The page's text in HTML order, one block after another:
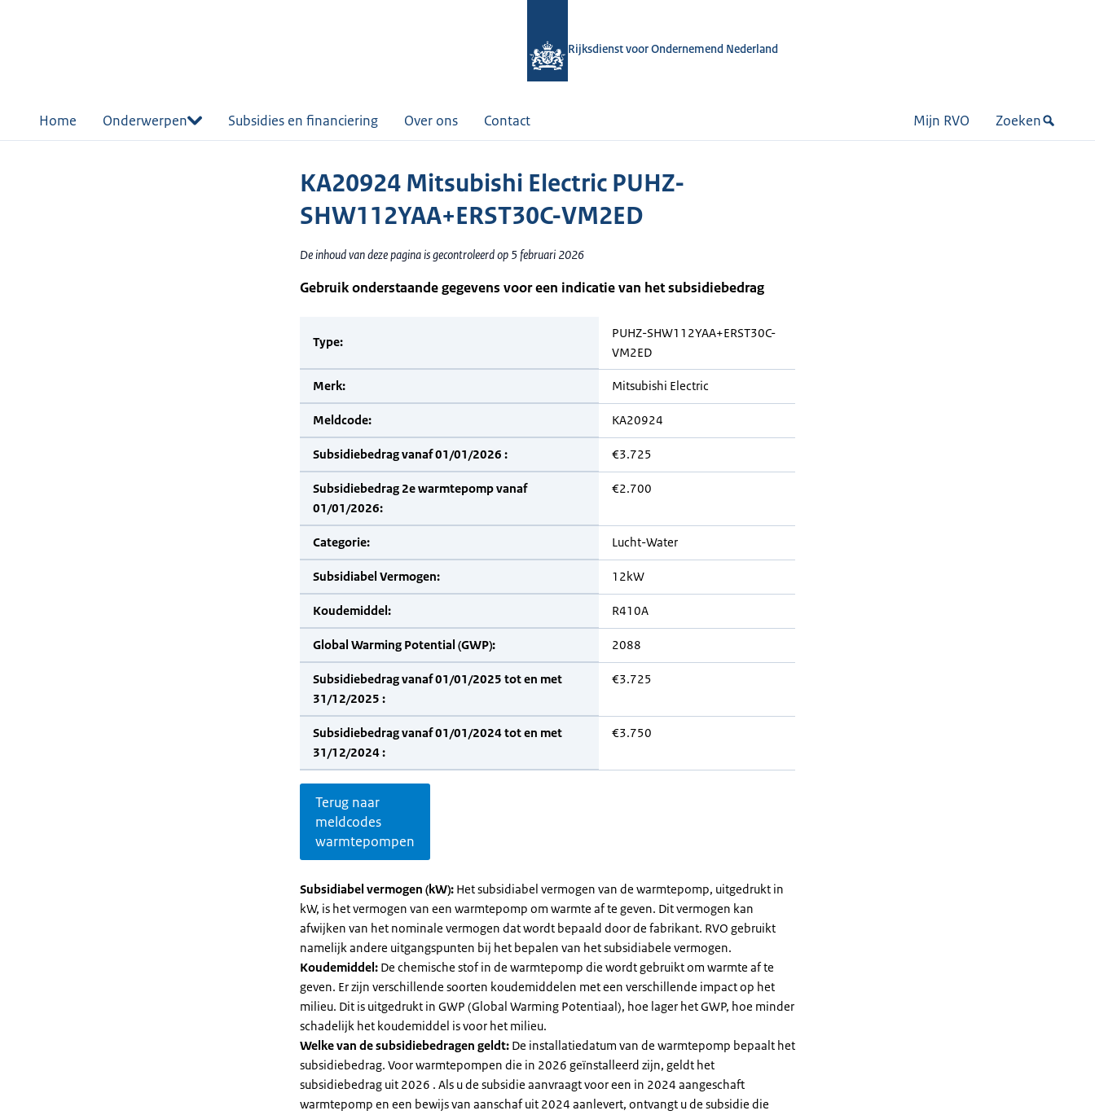
Rijksdienst voor Ondernemend Nederland
Home Onderwerpen Subsidies en financiering Over ons Contact Mijn RVO Zoeken
KA20924 Mitsubishi Electric PUHZ-
SHW112YAA+ERST30C-VM2ED
De inhoud van deze pagina is gecontroleerd op 5 februari 2026
Gebruik onderstaande gegevens voor een indicatie van het subsidiebedrag
Type:
PUHZ-SHW112YAA+ERST30C-
VM2ED
Merk: Mitsubishi Electric
Meldcode: KA20924
Subsidiebedrag vanaf 01/01/2026 : €3.725
Subsidiebedrag 2e warmtepomp vanaf
01/01/2026:
€2.700
Categorie: Lucht-Water
Subsidiabel Vermogen: 12kW
Koudemiddel: R410A
Global Warming Potential (GWP): 2088
Subsidiebedrag vanaf 01/01/2025 tot en met
31/12/2025 :
€3.725
Subsidiebedrag vanaf 01/01/2024 tot en met
31/12/2024 :
€3.750
Terug naar
meldcodes
warmtepompen
Subsidiabel vermogen (kW): Het subsidiabel vermogen van de warmtepomp, uitgedrukt in
kW, is het vermogen van een warmtepomp om warmte af te geven. Dit vermogen kan
afwijken van het nominale vermogen dat wordt bepaald door de fabrikant. RVO gebruikt
namelijk andere uitgangspunten bij het bepalen van het subsidiabele vermogen.
Koudemiddel: De chemische stof in de warmtepomp die wordt gebruikt om warmte af te
geven. Er zijn verschillende soorten koudemiddelen met een verschillende impact op het
milieu. Dit is uitgedrukt in GWP (Global Warming Potentiaal), hoe lager het GWP, hoe minder
schadelijk het koudemiddel is voor het milieu.
Welke van de subsidiebedragen geldt: De installatiedatum van de warmtepomp bepaalt het
subsidiebedrag. Voor warmtepompen die in 2026 geïnstalleerd zijn, geldt het
subsidiebedrag uit 2026 . Als u de subsidie aanvraagt voor een in 2024 aangeschaft
warmtepomp en een bewijs van aanschaf uit 2024 aanlevert, ontvangt u de subsidie die